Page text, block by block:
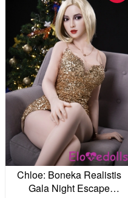
Chloe: Boneka Realistis
Gala Night Escape